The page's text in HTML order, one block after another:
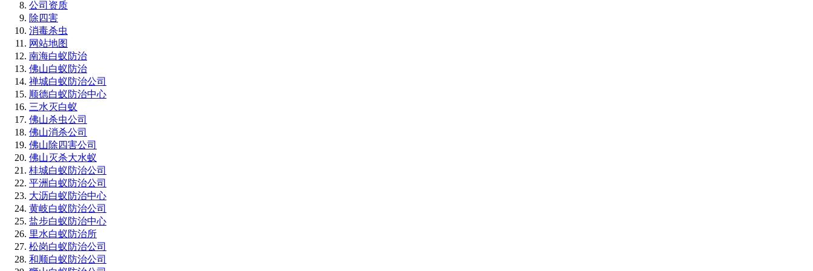
公司资质
除四害
消毒杀虫
网站地图
南海白蚁防治
佛山白蚁防治
禅城白蚁防治公司
顺德白蚁防治中心
三水灭白蚁
佛山杀虫公司
佛山消杀公司
佛山除四害公司
佛山灭杀大水蚁
桂城白蚁防治公司
平洲白蚁防治公司
大沥白蚁防治中心
黄岐白蚁防治公司
盐步白蚁防治中心
里水白蚁防治所
松岗白蚁防治公司
和顺白蚁防治公司